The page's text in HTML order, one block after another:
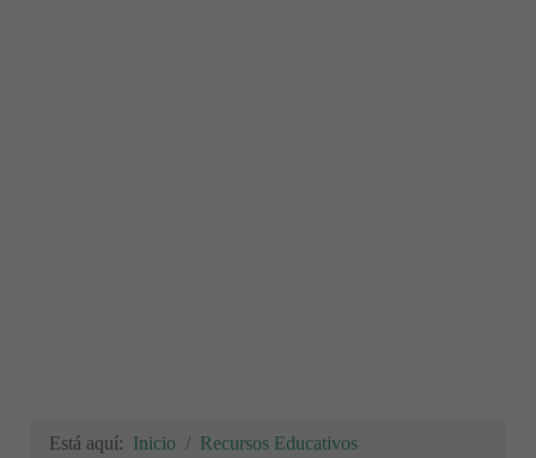
Está aquí: Inicio
Recursos Educativos